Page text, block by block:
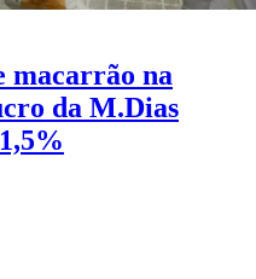
macarrão na
da M.Dias